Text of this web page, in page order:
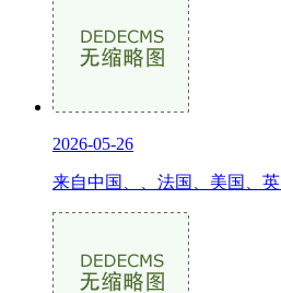
2026-05-26
来自中国、、法国、美国、